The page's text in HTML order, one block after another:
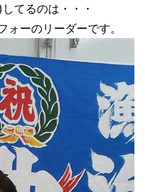
てるのは・・・
ーのリーダーです。